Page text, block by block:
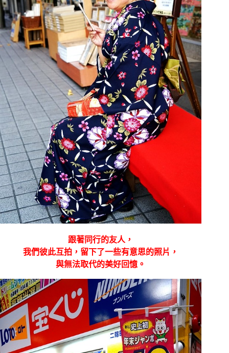
跟著同行的友人，
我們彼此互拍，留下了一些有意思的照片，
與無法取代的美好回憶。